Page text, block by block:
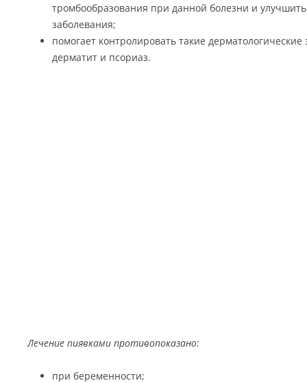
тромбообразования при данной болезни и
заболевания;
помогает контролировать такие
дерматит и псориаз.
Лечение пиявками противопоказано:
при беременности;